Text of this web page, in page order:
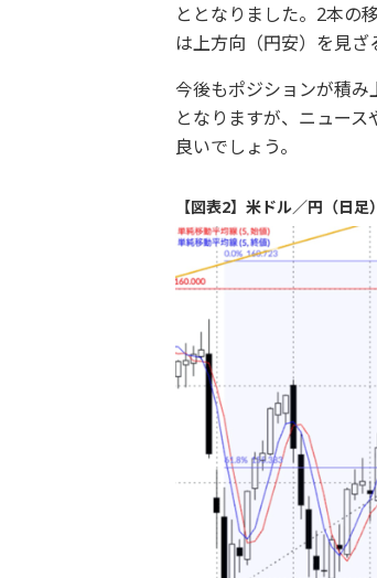
ととなりました。2本の
は上方向（円安）を見ざ
今後もポジションが積
となりますが、ニュー
良いでしょう。
【図表2】米ドル／円（日足）